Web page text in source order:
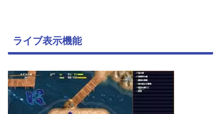
ライブ表示機能